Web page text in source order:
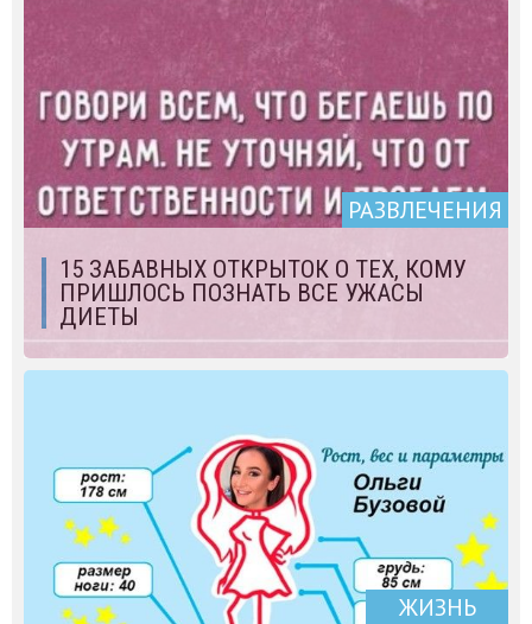
РАЗВЛЕЧЕНИЯ
15 ЗАБАВНЫХ ОТКРЫТОК О ТЕХ, КОМУ
ПРИШЛОСЬ ПОЗНАТЬ ВСЕ УЖАСЫ
ДИЕТЫ
ЖИЗНЬ